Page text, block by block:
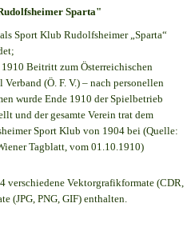
Sparta"
Sport Klub Rudolfsheimer „Sparta“
Beitritt zum Österreichischen
Verband (Ö. F. V.) – nach personellen
wurde Ende 1910 der Spielbetrieb
und der gesamte Verein trat dem
Sport Klub von 1904 bei (Quelle:
Tagblatt, vom 01.10.1910)
verschiedene Vektorgrafikformate (CDR,
(JPG, PNG, GIF) enthalten.